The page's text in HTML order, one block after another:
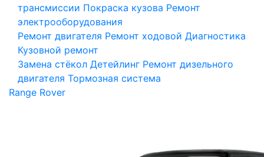
трансмиссии Покраска кузова Ремонт
электрооборудования
Ремонт двигателя Ремонт ходовой Диагностика
Кузовной ремонт
Замена стёкол Детейлинг Ремонт дизельного
двигателя Тормозная система
Range Rover